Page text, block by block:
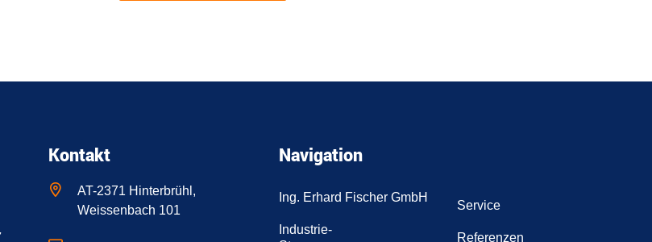
Kontakt
AT-2371 Hinterbrühl,
Weissenbach 101
Navigation
Ing. Erhard Fischer GmbH
Industrie-
Service
Referenzen